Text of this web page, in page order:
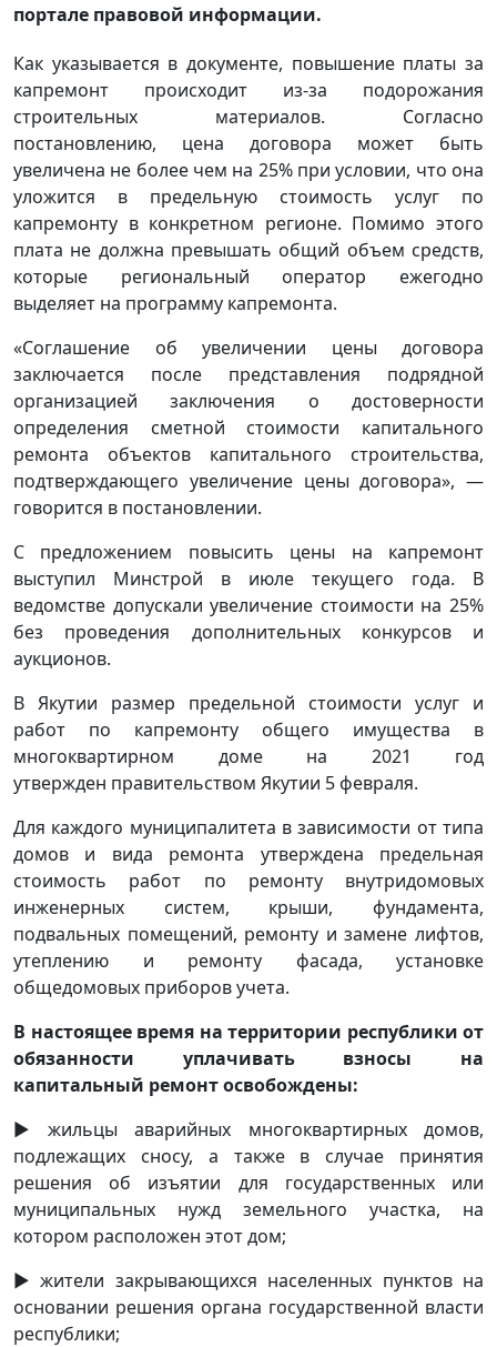
портале правовой информации.
Как указывается в документе, повышение платы за
капремонт происходит из-за подорожания
строительных материалов. Согласно
постановлению, цена договора может быть
увеличена не более чем на 25% при условии, что она
уложится в предельную стоимость услуг по
капремонту в конкретном регионе. Помимо этого
плата не должна превышать общий объем средств,
которые региональный оператор ежегодно
выделяет на программу капремонта.
«Cоглашение об увеличении цены договора
заключается после представления подрядной
организацией заключения о достоверности
определения сметной стоимости капитального
ремонта объектов капитального строительства,
подтверждающего увеличение цены договора», —
говорится в постановлении.
С предложением повысить цены на капремонт
выступил Минстрой в июле текущего года. В
ведомстве допускали увеличение стоимости на 25%
без проведения дополнительных конкурсов и
аукционов.
В Якутии размер предельной стоимости услуг и
работ по капремонту общего имущества в
многоквартирном доме на 2021 год
утвержден правительством Якутии 5 февраля.
Для каждого муниципалитета в зависимости от типа
домов и вида ремонта утверждена предельная
стоимость работ по ремонту внутридомовых
инженерных систем, крыши, фундамента,
подвальных помещений, ремонту и замене лифтов,
утеплению и ремонту фасада, установке
общедомовых приборов учета.
В настоящее время на территории республики от
обязанности уплачивать взносы на
капитальный ремонт освобождены:
► жильцы аварийных многоквартирных домов,
подлежащих сносу, а также в случае принятия
решения об изъятии для государственных или
муниципальных нужд земельного участка, на
котором расположен этот дом;
► жители закрывающихся населенных пунктов на
основании решения органа государственной власти
республики;